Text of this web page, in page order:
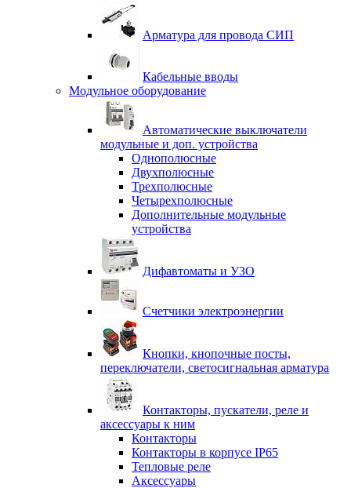
Арматура для провода СИП
Кабельные вводы
Модульное оборудование
Автоматические выключатели
модульные и доп. устройства
Однополюсные
Двухполюсные
Трехполюсные
Четырехполюсные
Дополнительные модульные
устройства
Дифавтоматы и УЗО
Счетчики электроэнергии
Кнопки, кнопочные посты,
переключатели, светосигнальная арматура
Контакторы, пускатели, реле и
аксессуары к ним
Контакторы
Контакторы в корпусе IP65
Тепловые реле
Аксессуары